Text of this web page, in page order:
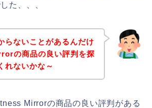
た、、、
らないことがあるんだけ
の商品の良い評判を探
れないかな～
Mirrorの商品の良い評判がある